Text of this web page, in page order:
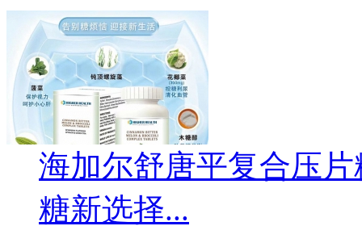
海加尔舒唐平复合压
糖新选择...